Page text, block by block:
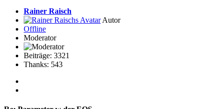
Rainer Raisch
Autor
Offline
Moderator
Beiträge: 3321
Thanks: 543